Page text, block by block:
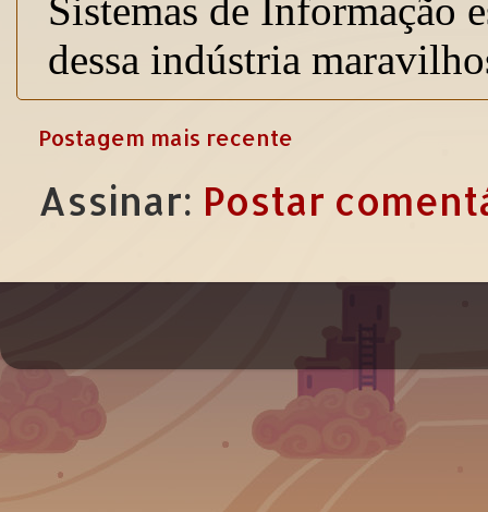
Postagem mais recente
Assinar: Postar